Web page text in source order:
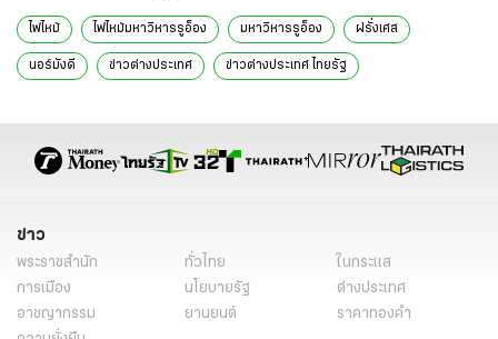
ไฟไหม้ ไฟไหม้มหาวิหารรูอ็อง มหาวิหารรูอ็อง ฝรั่งเศส
นอร์มังดี ข่าวต่างประเทศ ข่าวต่างประเทศ ไทยรัฐ
ข่าว
พระราชสำนัก ทั่วไทย
ในกระแส
การเมือง
นโยบายรัฐ
ต่างประเทศ
อาชญากรรม
ยานยนต์
ราคาทองคำ